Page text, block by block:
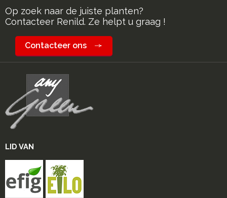
Op zoek naar de juiste planten?
Contacteer Renild. Ze helpt u graag !
Contacteer ons
LID VAN